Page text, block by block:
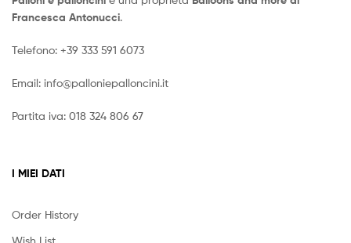
Francesca Antonucci.
Telefono: +39 333 591 6073
Email: info@palloniepalloncini.it
Partita iva: 018 324 806 67
I MIEI DATI
Order History